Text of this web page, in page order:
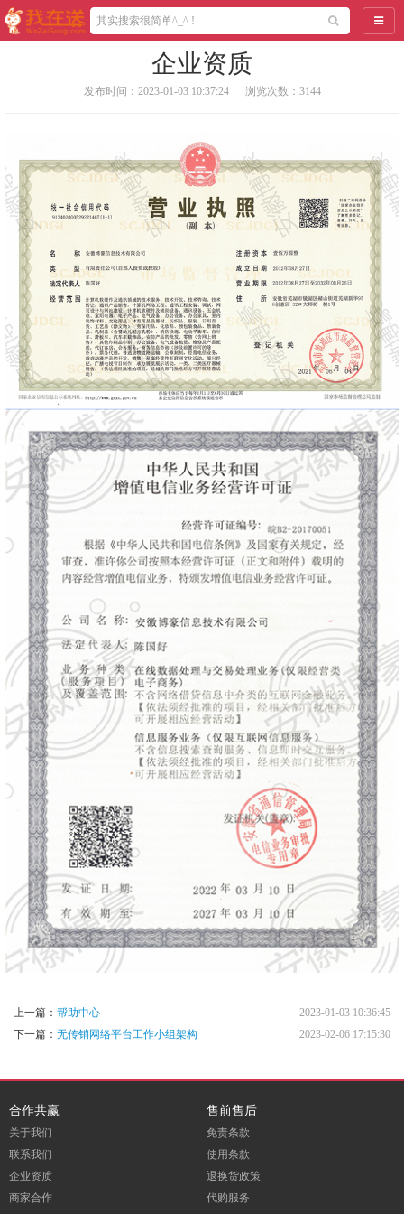
导航
企业资质
发布时间：2023-01-03 10:37:24 浏览次数：3144
上一篇： 帮助中心
2023-01-03 10:36:45
下一篇： 无传销网络平台工作小组架构 2023-02-06 17:15:30
合作共赢
关于我们
联系我们
企业资质
商家合作
售前售后
免责条款
使用条款
退换货政策
代购服务